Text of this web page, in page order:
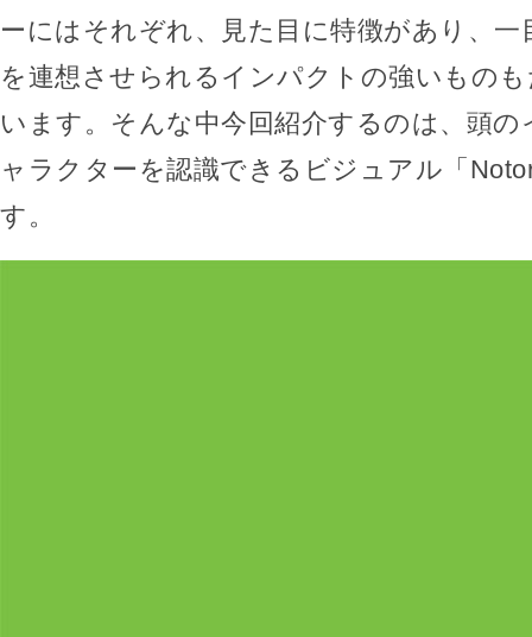
ーにはそれぞれ、見た目に特徴があり、一
を連想させられるインパクトの強いもの
います。そんな中今回紹介するのは、頭
ャラクターを認識できるビジュアル「
す。